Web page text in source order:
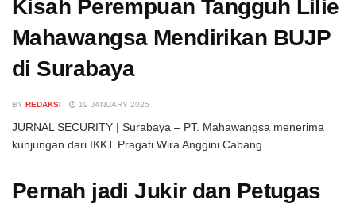
Kisah Perempuan Tangguh Lilie
Mahawangsa Mendirikan BUJP
di Surabaya
BY REDAKSI 19 JANUARY 2025
JURNAL SECURITY | Surabaya – PT. Mahawangsa menerima
kunjungan dari IKKT Pragati Wira Anggini Cabang...
Pernah jadi Jukir dan Petugas